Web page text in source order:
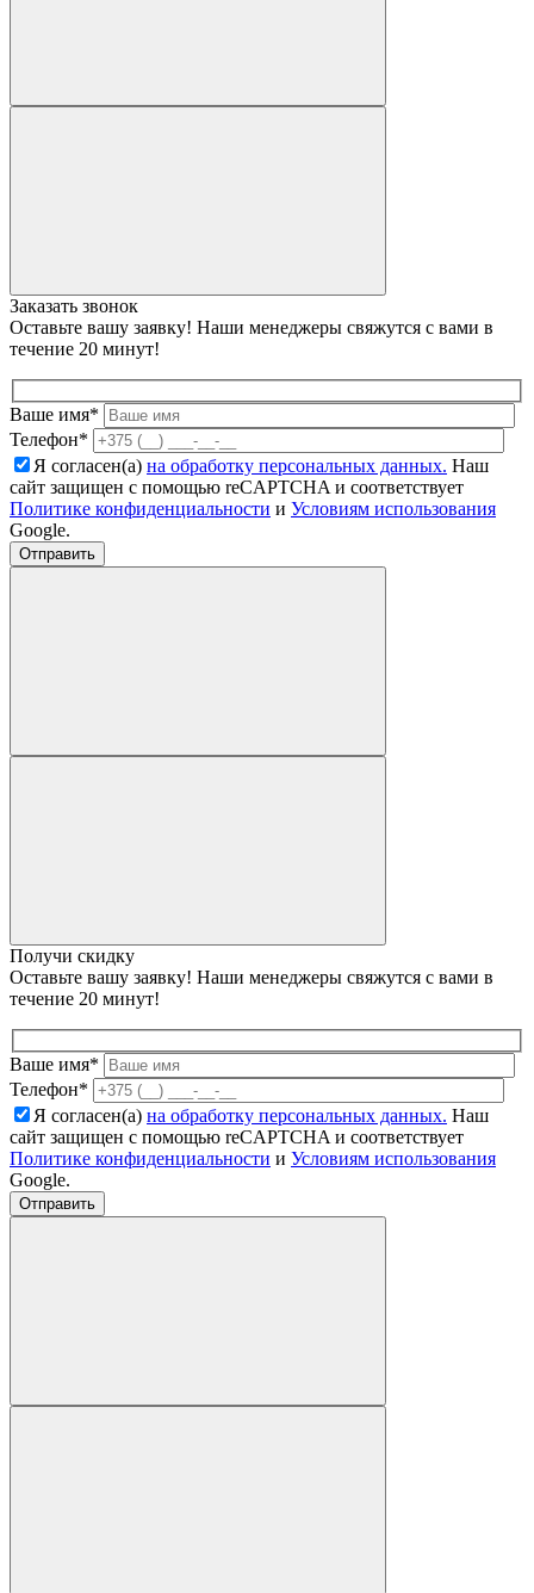
Заказать звонок
Оставьте вашу заявку! Наши менеджеры свяжутся с вами в
течение 20 минут!
Ваше имя*
Телефон*
Я согласен(а) на обработку персональных данных. Наш
сайт защищен с помощью reCAPTCHA и соответствует
Политике конфиденциальности и Условиям использования
Google.
Получи скидку
Оставьте вашу заявку! Наши менеджеры свяжутся с вами в
течение 20 минут!
Ваше имя*
Телефон*
Я согласен(а) на обработку персональных данных. Наш
сайт защищен с помощью reCAPTCHA и соответствует
Политике конфиденциальности и Условиям использования
Google.